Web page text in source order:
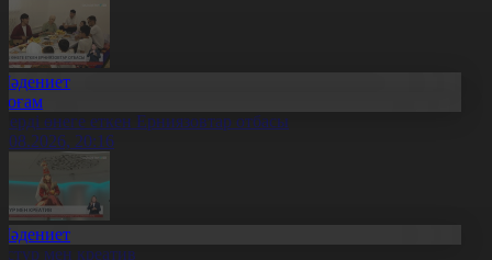
өнеге еткен Ерниязовтар отбасы
20:16
мен креатив